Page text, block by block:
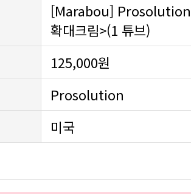
확대크림>(1 튜브)
125,000원
Prosolution
미국